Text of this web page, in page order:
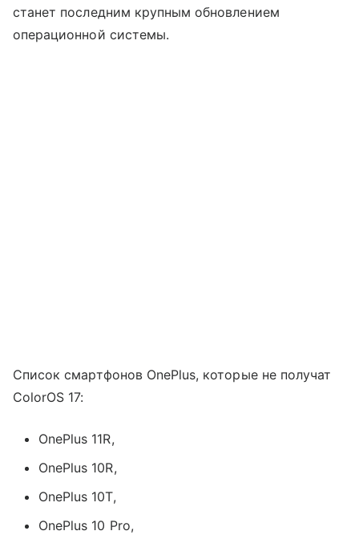
станет последним крупным обновлением
операционной системы.
Список смартфонов OnePlus, которые не получат
ColorOS 17:
OnePlus 11R,
OnePlus 10R,
OnePlus 10T,
OnePlus 10 Pro,